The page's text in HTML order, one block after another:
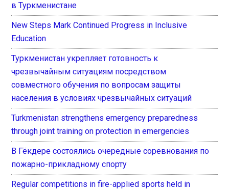
в Туркменистане
New Steps Mark Continued Progress in Inclusive
Education
Туркменистан укрепляет готовность к
чрезвычайным ситуациям посредством
совместного обучения по вопросам защиты
населения в условиях чрезвычайных ситуаций
Turkmenistan strengthens emergency preparedness
through joint training on protection in emergencies
В Гёкдере состоялись очередные соревнования по
пожарно-прикладному спорту
Regular competitions in fire-applied sports held in